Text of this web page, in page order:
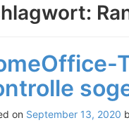
on September 13, 2020